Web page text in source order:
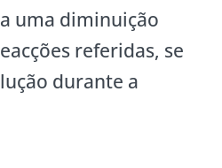
uma diminuição
referidas, se
durante a